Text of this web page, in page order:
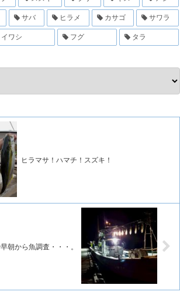
サバ ヒラメ カサゴ サワラ
イワシ フグ タラ
ヒラマサ！ハマチ！スズキ！
朝から魚調査・・・。